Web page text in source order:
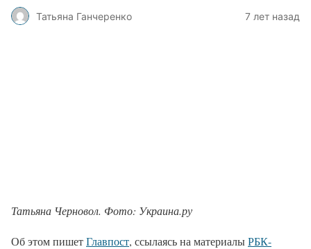
Татьяна Ганчеренко 7 лет назад
Татьяна Черновол. Фото: Украина.ру
Об этом пишетГлавпост, ссылаясь на материалыРБК-